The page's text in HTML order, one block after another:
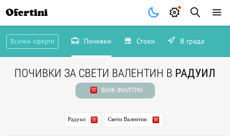
Ofertini
Всички оферти Почивки Стоки В града
ПОЧИВКИ ЗА СВЕТИ ВАЛЕНТИН В РАДУИЛ
ВИЖ ФИЛТРИ
Радуил Свети Валентин